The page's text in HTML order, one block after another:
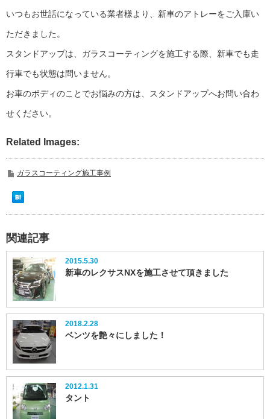
いつもお世話になっている業者様より、新車のアトレーをご入庫い
ただきました。
スタンドアップは、ガラスコーティングを施工する際、新車でも走
行車でも状態は問いません。
お車のボディのことでお悩みの方は、スタンドアップへお問い合わ
せください。
Related Images:
ガラスコーティング施工事例
関連記事
2015.5.30
新車のレクサスNXを施工させて頂きました
2018.2.28
ベンツを艶々にしました！
2012.1.31
タント